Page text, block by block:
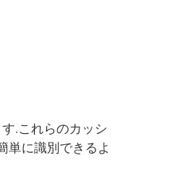
.これらのカッシ
単に識別できるよ